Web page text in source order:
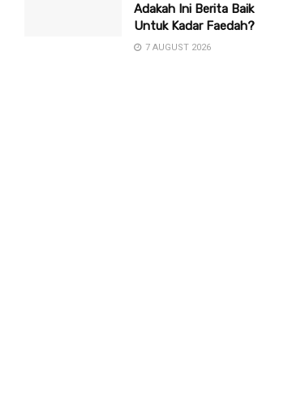
Adakah Ini Berita Baik
Untuk Kadar Faedah?
7 AUGUST 2026